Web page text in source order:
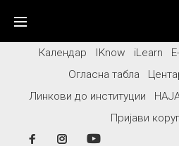
contentКалендар IKnow iLearn
Огласна табла
Линкови до институции
Пријави
FacebookInstagram